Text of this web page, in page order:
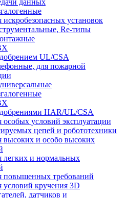
искробезопасных установок
Re-типы
UL/CSA
для пожарной
HAR/UL/CSA
особых условий эксплуатации
цепей и робототехники
высоких и особо высоких
легких и нормальных
повышенных требований
условий кручения 3D
датчиков и